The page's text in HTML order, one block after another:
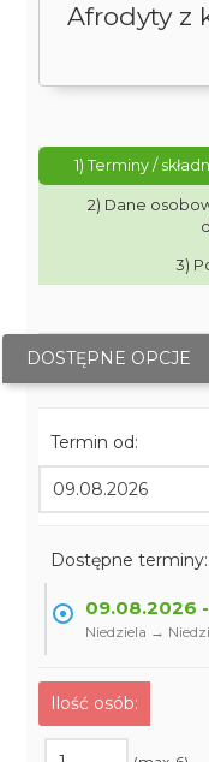
Afrodyty z
1) Terminy /
2) Dane
3)
DOSTĘPNE OPCJE
Termin od:
Dostępne terminy:
09.08.2026
Niedziela →
Ilość osób: